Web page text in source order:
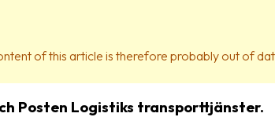
of this article is therefore probably out of
Posten Logistiks transporttjänster.